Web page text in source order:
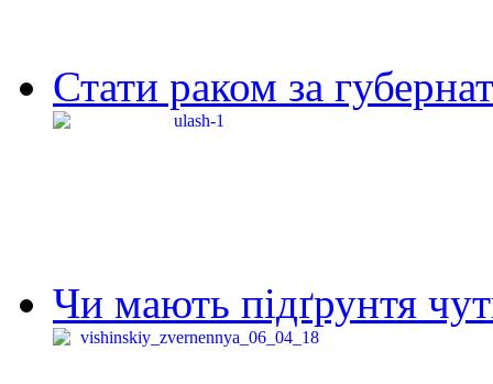
Стати раком за
Чи мають підґрунтя